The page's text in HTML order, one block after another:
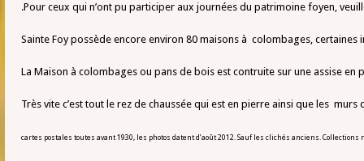
.Pour ceux qui n’ont pu participer aux journées du patrimoine foyen,
Sainte Foy possède encore environ 80 maisons à colombages, certaines
La Maison à colombages ou pans de bois est contruite sur une assise
Très vite c’est tout le rez de chaussée qui est en pierre ainsi que les murs
cartes postales toutes avant 1930, les photos datent d’août 2012. Sauf les clichés anciens. Collections